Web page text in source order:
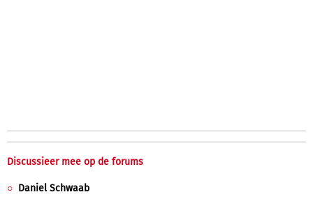
Discussieer mee op de forums
Daniel Schwaab